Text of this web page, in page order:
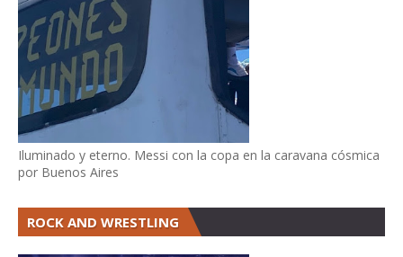
Iluminado y eterno. Messi con la copa en la caravana cósmica
por Buenos Aires
ROCK AND WRESTLING